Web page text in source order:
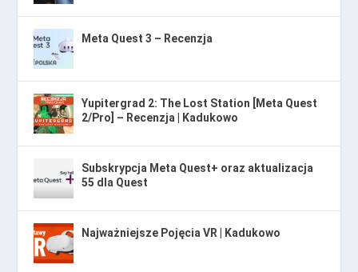
Meta Quest 3 – Recenzja
Yupitergrad 2: The Lost Station [Meta Quest
2/Pro] – Recenzja | Kadukowo
Subskrypcja Meta Quest+ oraz aktualizacja
55 dla Quest
Najważniejsze Pojęcia VR | Kadukowo